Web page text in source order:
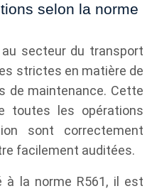
selon la norme
au secteur du transport
strictes en matière de
de maintenance. Cette
toutes les opérations
sont correctement
facilement auditées.
à la norme R561, il est